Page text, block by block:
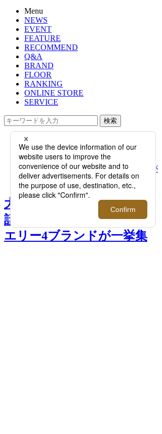
Menu
NEWS
EVENT
FEATURE
RECOMMEND
Q&A
BRAND
FLOOR
RANKING
ONLINE STORE
SERVICE
検索
TOP
PHOTO
大人の色気をプラスする！話題のジ
ェンダーレスジュエリー4ブランドが
一挙集結
大人の色気をプラスする！
話題のジェンダーレスジュ
エリー4ブランドが一挙集